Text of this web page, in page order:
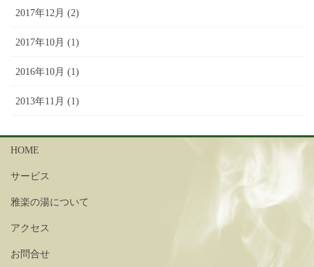
2017年12月 (2)
2017年10月 (1)
2016年10月 (1)
2013年11月 (1)
HOME
サービス
雅楽の湯について
アクセス
お問合せ